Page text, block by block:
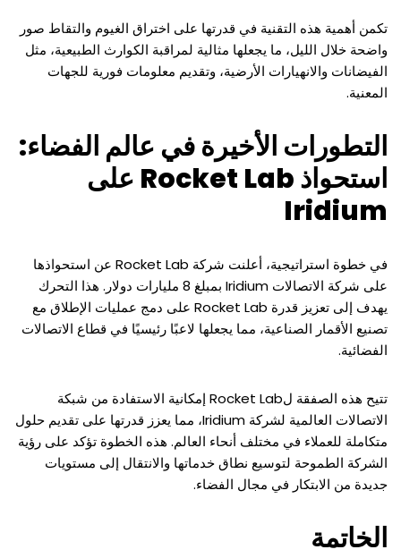
تكمن أهمية هذه التقنية في قدرتها على اختراق الغيوم والتقاط صور
واضحة خلال الليل، ما يجعلها مثالية لمراقبة الكوارث الطبيعية، مثل
الفيضانات والانهيارات الأرضية، وتقديم معلومات فورية للجهات
المعنية.
التطورات الأخيرة في عالم الفضاء:
استحواذ Rocket Lab على
Iridium
في خطوة استراتيجية، أعلنت شركة Rocket Lab عن استحواذها
على شركة الاتصالات Iridium بمبلغ 8 مليارات دولار. هذا التحرك
يهدف إلى تعزيز قدرة Rocket Lab على دمج عمليات الإطلاق مع
تصنيع الأقمار الصناعية، مما يجعلها لاعبًا رئيسيًا في قطاع الاتصالات
الفضائية.
تتيح هذه الصفقة لRocket Lab إمكانية الاستفادة من شبكة
الاتصالات العالمية لشركة Iridium، مما يعزز قدرتها على تقديم حلول
متكاملة للعملاء في مختلف أنحاء العالم. هذه الخطوة تؤكد على رؤية
الشركة الطموحة لتوسيع نطاق خدماتها والانتقال إلى مستويات
جديدة من الابتكار في مجال الفضاء.
الخاتمة